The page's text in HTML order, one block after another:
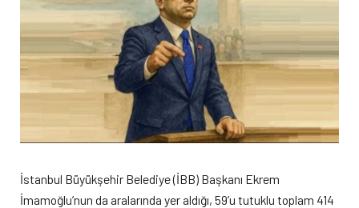
İstanbul Büyükşehir Belediye (İBB) Başkanı Ekrem
İmamoğlu’nun da aralarında yer aldığı, 59’u tutuklu toplam 414